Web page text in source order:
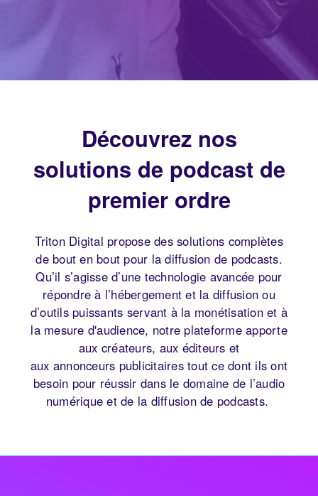
Découvrez nos
solutions de podcast de
premier ordre
Triton Digital propose des solutions complètes
de bout en bout pour la diffusion de podcasts.
Qu’il s’agisse d’une technologie avancée pour
répondre à l’hébergement et la diffusion ou
d’outils puissants servant à la monétisation et à
la mesure d'audience, notre plateforme apporte
aux créateurs, aux éditeurs et
aux annonceurs publicitaires tout ce dont ils ont
besoin pour réussir dans le domaine de l’audio
numérique et de la diffusion de podcasts.